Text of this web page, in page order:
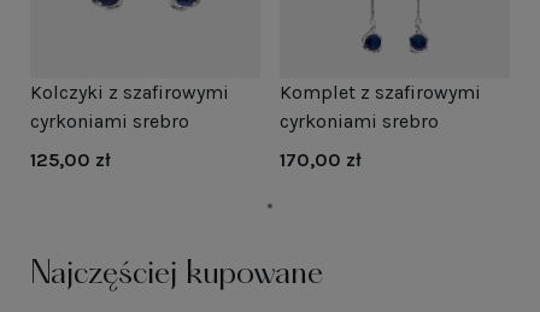
Kolczyki z szafirowymi
cyrkoniami srebro
125,00 zł
Komplet z szafirowymi
cyrkoniami srebro
170,00 zł
Najczęściej kupowane